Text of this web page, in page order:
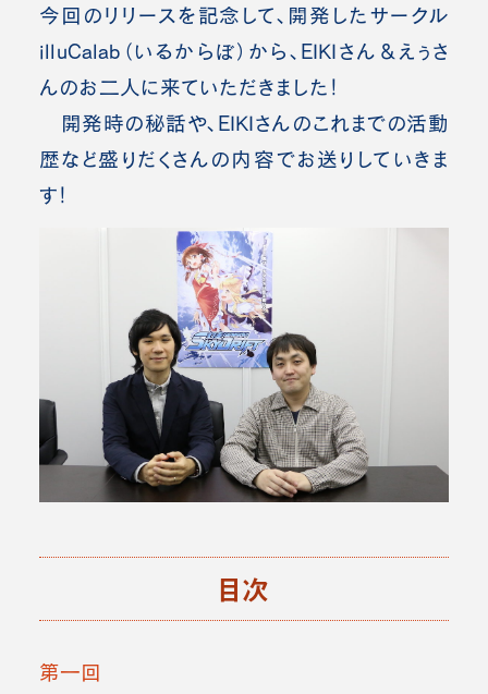
今回のリリースを記念して、開発したサークル
illuCalab（いるからぼ）から、EIKIさん＆えぅさ
んのお二人に来ていただきました！
開発時の秘話や、EIKIさんのこれまでの活動
歴など盛りだくさんの内容でお送りしていきま
す！
目次
第一回